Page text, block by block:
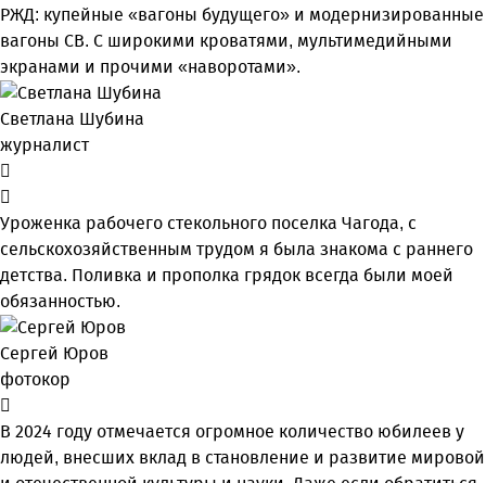
РЖД: купейные «вагоны будущего» и модернизированные
вагоны СВ. С широкими кроватями, мультимедийными
экранами и прочими «наворотами».
Светлана Шубина
журналист
Уроженка рабочего стекольного поселка Чагода, с
сельскохозяйственным трудом я была знакома с раннего
детства. Поливка и прополка грядок всегда были моей
обязанностью.
Сергей Юров
фотокор
В 2024 году отмечается огромное количество юбилеев у
людей, внесших вклад в становление и развитие мировой